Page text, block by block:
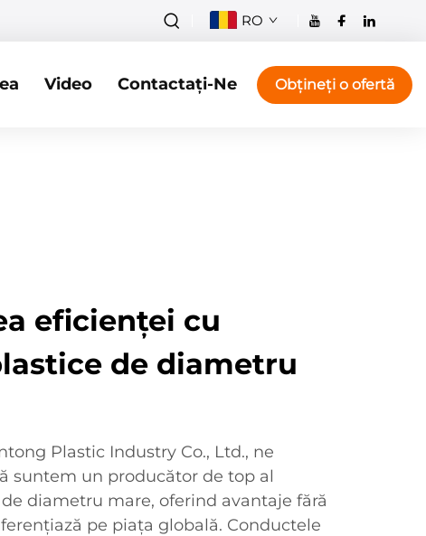
RO
Video Contactați-Ne Obțineți o ofertă
eficienței cu
de diametru
Plastic Industry Co., Ltd., ne
suntem un producător de top al
diametru mare, oferind avantaje fără
pe piața globală. Conductele